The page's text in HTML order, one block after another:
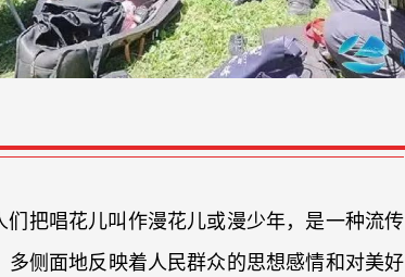
们把唱花儿叫作漫花儿或漫少年，是一种流传
多侧面地反映着人民群众的思想感情和对美好